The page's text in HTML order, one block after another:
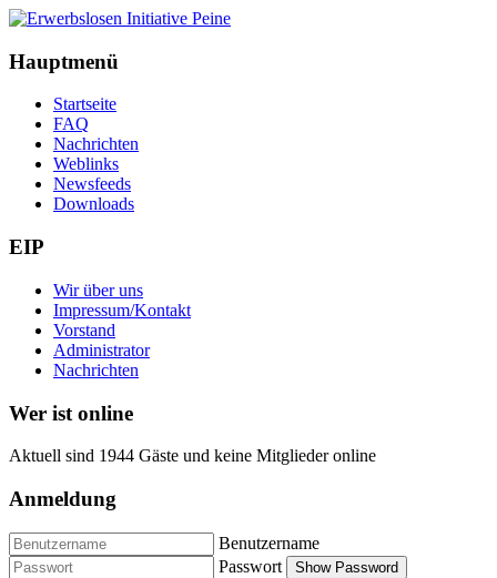
Hauptmenü
Startseite
FAQ
Nachrichten
Weblinks
Newsfeeds
Downloads
EIP
Wir über uns
Impressum/Kontakt
Vorstand
Administrator
Nachrichten
Wer ist online
Aktuell sind 1944 Gäste und keine Mitglieder online
Anmeldung
Benutzername
Passwort
Show Password